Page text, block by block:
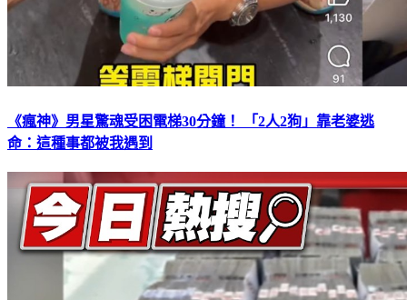
《瘋神》男星驚魂受困電梯30分鐘！ 「2人2狗」靠老婆逃
命：這種事都被我遇到